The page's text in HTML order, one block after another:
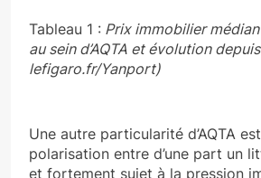
Tableau 1 : Prix immobilier
au sein d’AQTA et évolution
lefigaro.fr/Yanport)
Une autre particularité d’AQTA
polarisation entre d’une part un
et fortement sujet à la pression